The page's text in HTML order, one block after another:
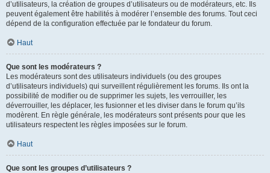
d’utilisateurs, la création de groupes d’utilisateurs ou de modérateurs, etc. Ils
peuvent également être habilités à modérer l’ensemble des forums. Tout ceci
dépend de la configuration effectuée par le fondateur du forum.
Haut
Que sont les modérateurs ?
Les modérateurs sont des utilisateurs individuels (ou des groupes
d’utilisateurs individuels) qui surveillent régulièrement les forums. Ils ont la
possibilité de modifier ou de supprimer les sujets, les verrouiller, les
déverrouiller, les déplacer, les fusionner et les diviser dans le forum qu’ils
modèrent. En règle générale, les modérateurs sont présents pour que les
utilisateurs respectent les règles imposées sur le forum.
Haut
Que sont les groupes d’utilisateurs ?